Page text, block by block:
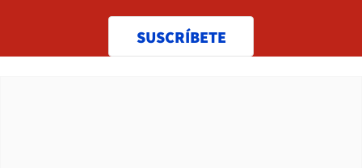
SUSCRÍBETE